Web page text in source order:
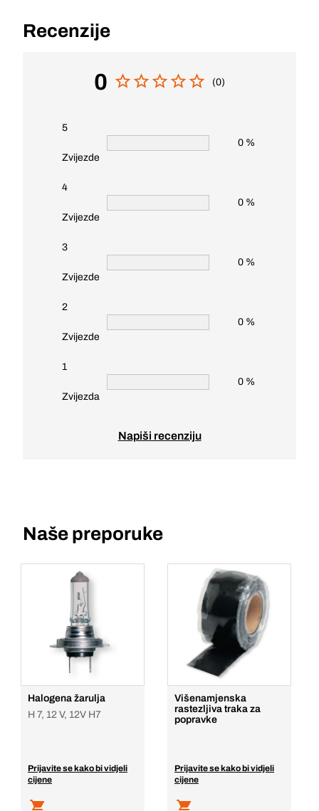
Recenzije
0 (0)
5
Zvijezde
0 %
4
Zvijezde
0 %
3
Zvijezde
0 %
2
Zvijezde
0 %
1
Zvijezda
0 %
Napiši recenziju
Naše preporuke
Halogena žarulja
H 7, 12 V, 12V H7
Prijavite se kako bi vidjeli
cijene
Višenamjenska
rastezljiva traka za
popravke
Prijavite se kako bi vidjeli
cijene